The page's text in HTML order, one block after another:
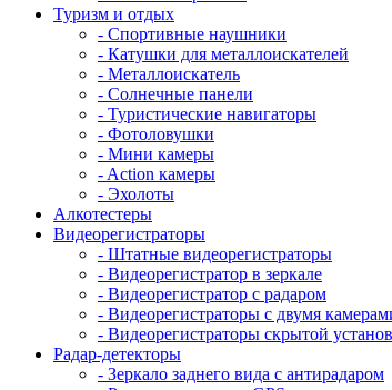
Туризм и отдых
- Cпортивные наушники
- Катушки для металлоискателей
- Металлоискатель
- Солнечные панели
- Туристические навигаторы
- Фотоловушки
- Мини камеры
- Action камеры
- Эхолоты
Алкотестеры
Видеорегистраторы
- Штатные видеорегистраторы
- Видеорегистратор в зеркале
- Видеорегистратор с радаром
- Видеорегистраторы с двумя
- Видеорегистраторы скрытой
Радар-детекторы
- Зеркало заднего вида с антирадаром